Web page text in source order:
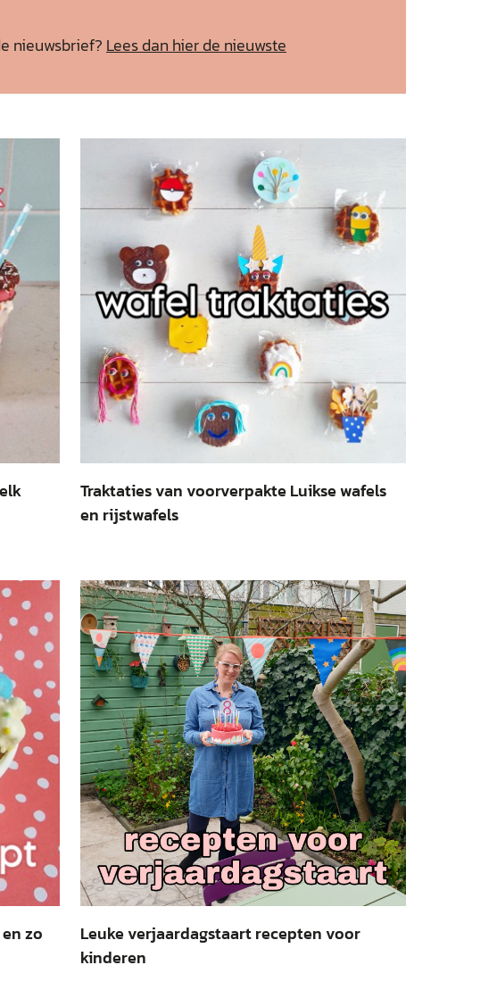
nieuwsbrief? Lees dan hier de nieuwste
Traktaties van voorverpakte Luikse wafels
en rijstwafels
zo
Leuke verjaardagstaart recepten voor
kinderen